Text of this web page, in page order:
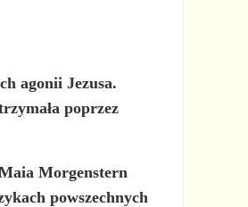
agonii Jezusa.
poprzez
Morgenstern
powszechnych